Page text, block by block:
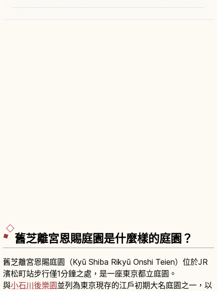
舊芝離宮恩賜庭園是什麼樣的庭園？
舊芝離宮恩賜庭園（Kyū Shiba Rikyū Onshi Teien）位於JR
濱松町站步行僅1分鐘之處，是一座東京都立庭園。
與小石川後樂園並列為東京現存的江戶初期大名庭園之一，以